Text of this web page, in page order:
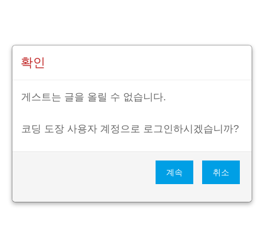
확인
게스트는 글을 올릴 수 없습니다.
코딩 도장 사용자 계정으로 로그인하시겠습니까?